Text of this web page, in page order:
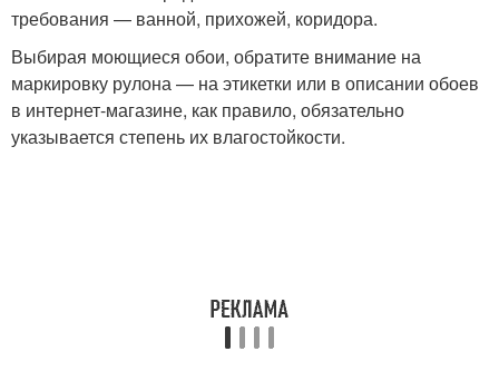
требования — ванной, прихожей, коридора.
Выбирая моющиеся обои, обратите внимание на
маркировку рулона — на этикетки или в описании обоев
в интернет-магазине, как правило, обязательно
указывается степень их влагостойкости.